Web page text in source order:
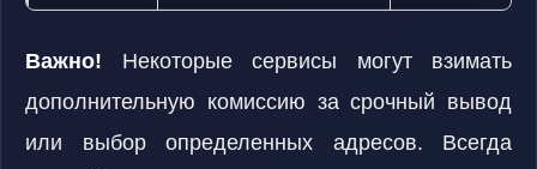
Важно! Некоторые сервисы могут взимать
дополнительную комиссию за срочный вывод
или выбор определенных адресов. Всегда